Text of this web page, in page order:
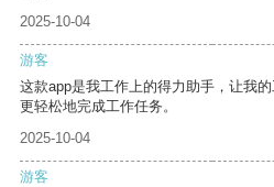
2025-10-04
游客
这款app是我工作上的得力助手，让我
更轻松地完成工作任务。
2025-10-04
游客